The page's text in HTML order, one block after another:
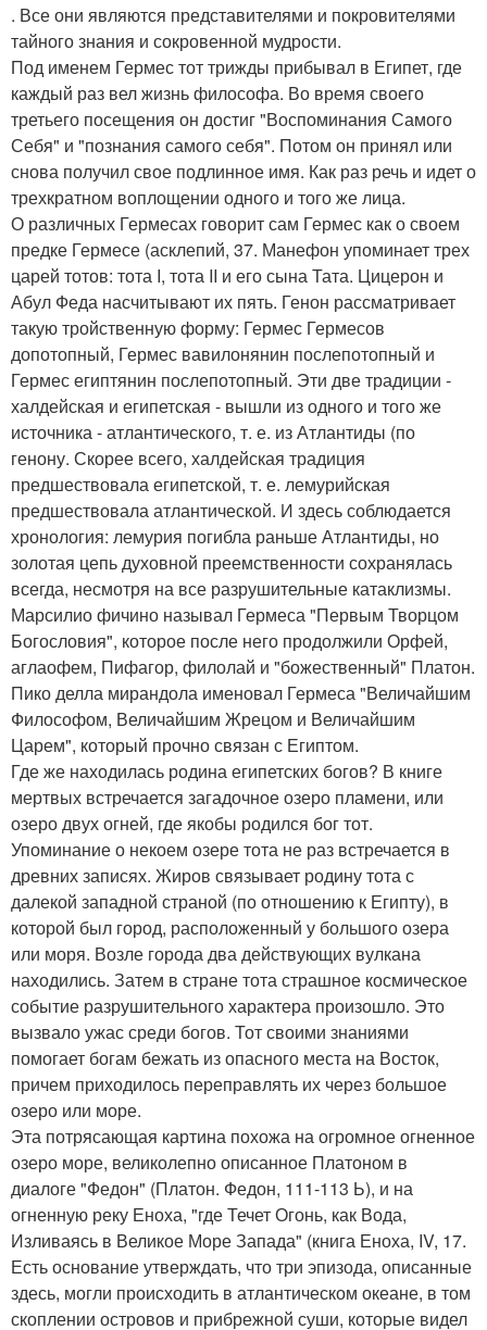
. Все они являются представителями и покровителями
тайного знания и сокровенной мудрости.
Под именем Гермес тот трижды прибывал в Египет, где
каждый раз вел жизнь философа. Во время своего
третьего посещения он достиг "Воспоминания Самого
Себя" и "познания самого себя". Потом он принял или
снова получил свое подлинное имя. Как раз речь и идет о
трехкратном воплощении одного и того же лица.
О различных Гермесах говорит сам Гермес как о своем
предке Гермесе (асклепий, 37. Манефон упоминает трех
царей тотов: тота I, тота II и его сына Тата. Цицерон и
Абул Феда насчитывают их пять. Генон рассматривает
такую тройственную форму: Гермес Гермесов
допотопный, Гермес вавилонянин послепотопный и
Гермес египтянин послепотопный. Эти две традиции -
халдейская и египетская - вышли из одного и того же
источника - атлантического, т. е. из Атлантиды (по
генону. Скорее всего, халдейская традиция
предшествовала египетской, т. е. лемурийская
предшествовала атлантической. И здесь соблюдается
хронология: лемурия погибла раньше Атлантиды, но
золотая цепь духовной преемственности сохранялась
всегда, несмотря на все разрушительные катаклизмы.
Марсилио фичино называл Гермеса "Первым Творцом
Богословия", которое после него продолжили Орфей,
аглаофем, Пифагор, филолай и "божественный" Платон.
Пико делла мирандола именовал Гермеса "Величайшим
Философом, Величайшим Жрецом и Величайшим
Царем", который прочно связан с Египтом.
Где же находилась родина египетских богов? В книге
мертвых встречается загадочное озеро пламени, или
озеро двух огней, где якобы родился бог тот.
Упоминание о некоем озере тота не раз встречается в
древних записях. Жиров связывает родину тота с
далекой западной страной (по отношению к Египту), в
которой был город, расположенный у большого озера
или моря. Возле города два действующих вулкана
находились. Затем в стране тота страшное космическое
событие разрушительного характера произошло. Это
вызвало ужас среди богов. Тот своими знаниями
помогает богам бежать из опасного места на Восток,
причем приходилось переправлять их через большое
озеро или море.
Эта потрясающая картина похожа на огромное огненное
озеро море, великолепно описанное Платоном в
диалоге "Федон" (Платон. Федон, 111-113 Ь), и на
огненную реку Еноха, "где Течет Огонь, как Вода,
Изливаясь в Великое Море Запада" (книга Еноха, IV, 17.
Есть основание утверждать, что три эпизода, описанные
здесь, могли происходить в атлантическом океане, в том
скоплении островов и прибрежной суши, которые видел